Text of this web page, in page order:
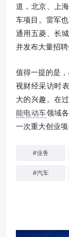
道，北京、上
车项目。雷军
通用五菱、长
并发布大量招聘
值得一提的是
视财经采访时
大的兴趣。在
能电动车领域
一次重大创业项
#业务
#汽车